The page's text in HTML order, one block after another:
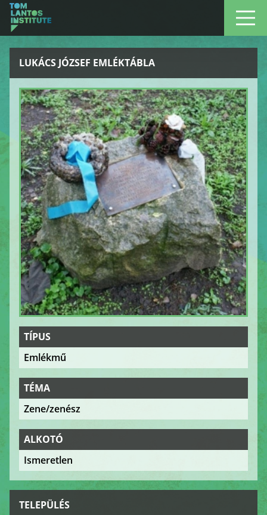
LUKÁCS JÓZSEF EMLÉKTÁBLA
TÍPUS
Emlékmű
TÉMA
Zene/zenész
ALKOTÓ
Ismeretlen
TELEPÜLÉS